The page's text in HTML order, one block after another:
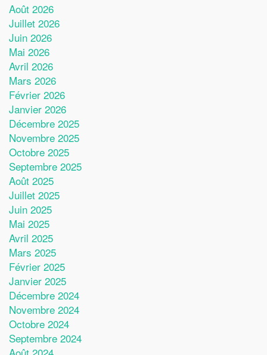
Août 2026
Juillet 2026
Juin 2026
Mai 2026
Avril 2026
Mars 2026
Février 2026
Janvier 2026
Décembre 2025
Novembre 2025
Octobre 2025
Septembre 2025
Août 2025
Juillet 2025
Juin 2025
Mai 2025
Avril 2025
Mars 2025
Février 2025
Janvier 2025
Décembre 2024
Novembre 2024
Octobre 2024
Septembre 2024